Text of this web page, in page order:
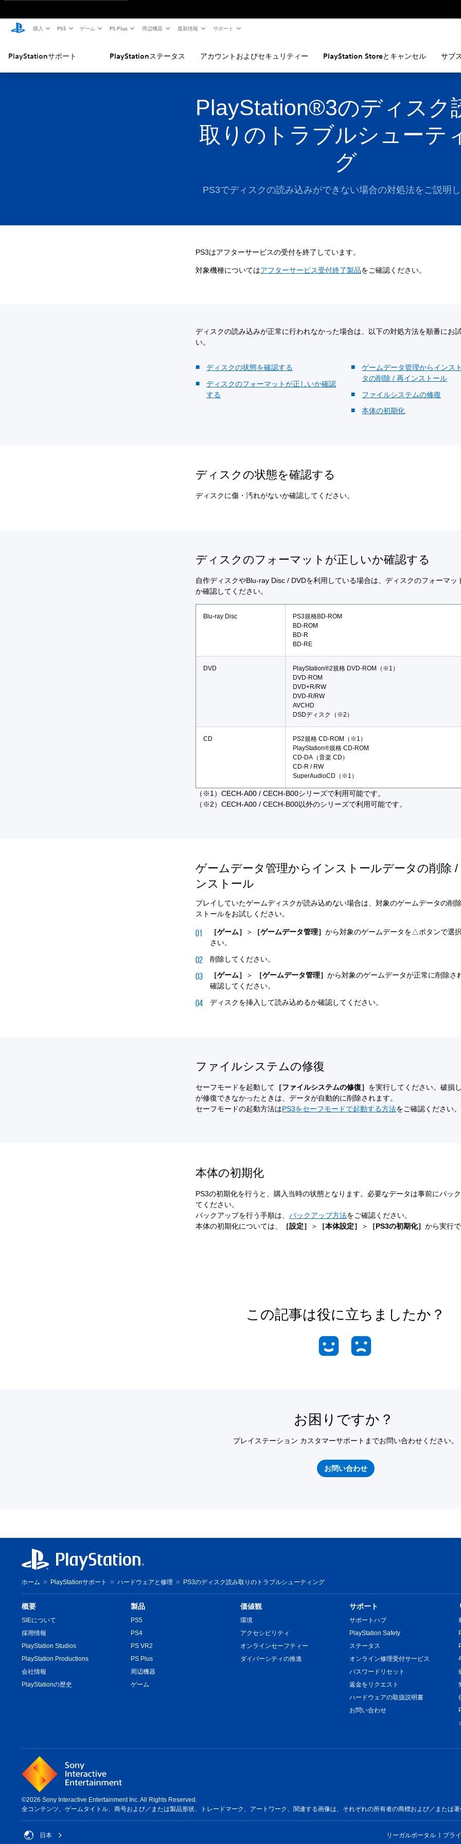
購入 PS5 ゲーム PS Plus 周辺機器 最新情報 サポート
PlayStationサポート PlayStationステータス アカウントおよびセキュリティー PlayStation Storeとキャンセル サブ
PlayStation®3のディスク
取りのトラブルシューテ
グ
PS3でディスクの読み込みができない場合の対処法をご説明し
PS3はアフターサービスの受付を終了しています。
対象機種についてはアフターサービス受付終了製品をご確認ください。
ディスクの読み込みが正常に行われなかった場合は、以下の対処方法を順番にお
い。
ディスクの状態を確認する
ディスクのフォーマットが正しいか確認
する
ゲームデータ管理からインス
タの削除 / 再インストール
ファイルシステムの修復
本体の初期化
ディスクの状態を確認する
ディスクに傷・汚れがないか確認してください。
ディスクのフォーマットが正しいか確認する
自作ディスクやBlu-ray Disc / DVDを利用している場合は、ディスクのフォーマッ
か確認してください。
Blu-ray Disc
PS3規格BD-ROM
BD-ROM
BD-R
BD-RE
DVD
PlayStation®2規格 DVD-ROM（※1）
DVD-ROM
DVD+R/RW
DVD-R/RW
AVCHD
DSDディスク（※2）
CD
PS2規格 CD-ROM（※1）
PlayStation®規格 CD-ROM
CD-DA（音楽 CD）
CD-R / RW
SuperAudioCD（※1）
（※1）CECH-A00 / CECH-B00シリーズで利用可能です。
（※2）CECH-A00 / CECH-B00以外のシリーズで利用可能です。
ゲームデータ管理からインストールデータの削除 /
ンストール
プレイしていたゲームディスクが読み込めない場合は、対象のゲームデータの削
ストールをお試しください。
［ゲーム］ ＞ ［ゲームデータ管理］から対象のゲームデータを△ボタンで選
さい。
削除してください。
［ゲーム］
＞ ［ゲームデータ管理］から対象のゲームデータが正常に削除さ
確認してください。
ディスクを挿入して読み込めるか確認してください。
ファイルシステムの修復
セーフモードを起動して ［ファイルシステムの修復］ を実行してください。破損
が修復できなかったときは、データが自動的に削除されます。
セーフモードの起動方法はPS3をセーフモードで起動する方法をご確認ください。
本体の初期化
PS3の初期化を行うと、購入当時の状態となります。必要なデータは事前にバッ
てください。
バックアップを行う手順は、バックアップ方法をご確認ください。
本体の初期化については、
［設定］ ＞ ［本体設定］ ＞ ［PS3の初期化］から実行で
この記事は役に立ちましたか？
お困りですか？
プレイステーション カスタマーサポートまでお問い合わせください。
お問い合わせ
ホーム PlayStationサポート ハードウェアと修理 PS3のディスク読み取りのトラブルシューティング
概要
SIEについて
採用情報
PlayStation Studios
PlayStation Productions
会社情報
PlayStationの歴史
製品
PS5
PS4
PS VR2
PS Plus
周辺機器
ゲーム
価値観
環境
アクセシビリティ
オンラインセーフティー
ダイバーシティの推進
サポート
サポートハブ
PlayStation Safety
ステータス
オンライン修理受付サービス
パスワードリセット
返金をリクエスト
ハードウェアの取扱説明書
お問い合わせ
©2026 Sony Interactive Entertainment Inc. All Rights Reserved.
全コンテンツ、ゲームタイトル、商号および／または製品形状、トレードマーク、アートワーク、関連する画像は、それぞれの所有者の商標および／または
日本 リーガルポータル プラ